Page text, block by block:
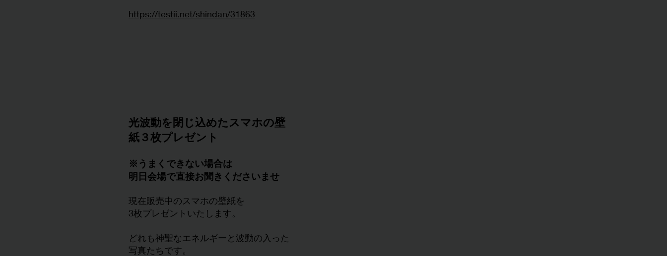
https://testii.net/shindan/31863
光波動を閉じ込めたスマホの壁
紙３枚プレゼント
※うまくできない場合は
​明日会場で直接お聞きくださいませ
現在販売中のスマホの壁紙を
3枚プレゼントいたします。
どれも神聖なエネルギーと波動の入った
写真たちです。